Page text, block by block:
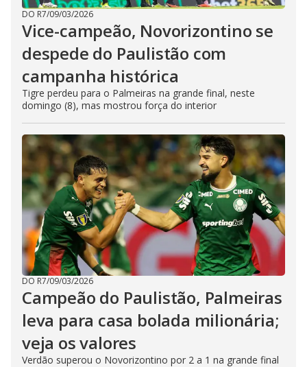
DO R7/09/03/2026
Vice-campeão, Novorizontino se
despede do Paulistão com
campanha histórica
Tigre perdeu para o Palmeiras na grande final, neste
domingo (8), mas mostrou força do interior
DO R7/09/03/2026
Campeão do Paulistão, Palmeiras
leva para casa bolada milionária;
veja os valores
Verdão superou o Novorizontino por 2 a 1 na grande final